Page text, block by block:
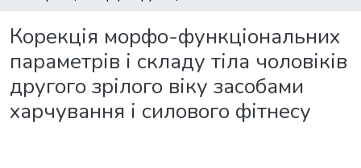
Корекція морфо-функціональних
параметрів і складу тіла чоловіків
другого зрілого віку засобами
харчування і силового фітнесу